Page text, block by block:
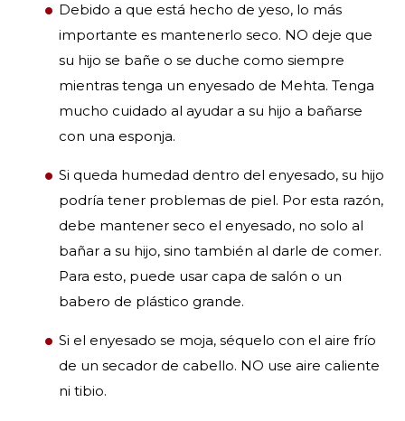
Debido a que está hecho de yeso, lo más
importante es mantenerlo seco. NO deje que
su hijo se bañe o se duche como siempre
mientras tenga un enyesado de Mehta. Tenga
mucho cuidado al ayudar a su hijo a bañarse
con una esponja.
Si queda humedad dentro del enyesado, su hijo
podría tener problemas de piel. Por esta razón,
debe mantener seco el enyesado, no solo al
bañar a su hijo, sino también al darle de comer.
Para esto, puede usar capa de salón o un
babero de plástico grande.
Si el enyesado se moja, séquelo con el aire frío
de un secador de cabello. NO use aire caliente
ni tibio.